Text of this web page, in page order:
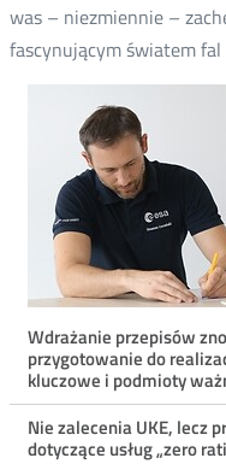
Menu
ostatnie
aktualności
Wdrażanie przepisów
przygotowanie do
kluczowe i podmioty
Nie zalecenia UKE, lecz
dotyczące usług „zero
was – niezmiennie –
fascynującym światem